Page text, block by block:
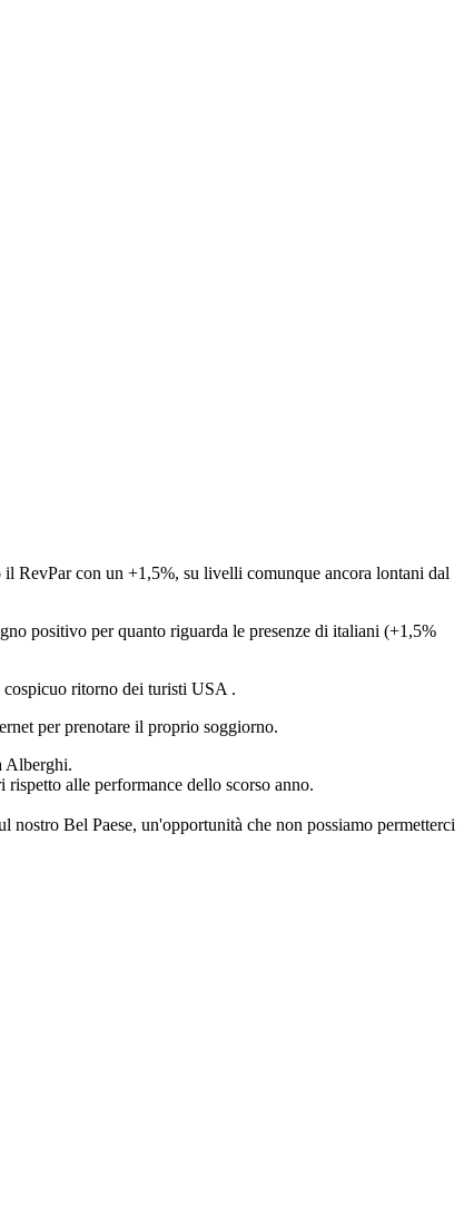
RevPar con un +1,5%, su livelli comunque ancora lontani dal
positivo per quanto riguarda le presenze di italiani (+1,5%
cospicuo ritorno dei turisti USA .
per prenotare il proprio soggiorno.
Alberghi.
alle performance dello scorso anno.
Bel Paese, un'opportunità che non possiamo permetterci